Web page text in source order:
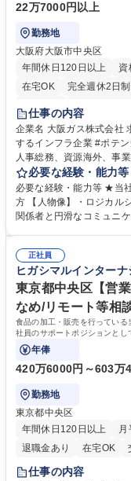
22万7000円以上
勤務地
大阪府大阪市中央区
年間休日120日以上
資
在宅OK
完全週休2日制
服装自由
第二新卒歓迎
仕事の内容
企業名 大阪ガス株式会社 求人名 【第二新卒】事務系総合職 #関西を代表
するインフラ企業 #ポテンシャル採用 仕事の内容
人事総務、資源海外、事
す。 【業務内容の一例】
務 ■営業部門の企画スタッフ、ルート営業 【
ポジションで一定期間ご
鑑みてジョブローテーシ
表するインフラ企業 #ポテ
必要な経験・能力等
必要な経験・能力等 ★当
方 【人物像】・ロジカル
関係者と円滑なコミュニケーションを図
72.html ■エネルギーセキ
甚大化など、これまで以
「未来の日常」の創造に
す。 学歴・資格 学歴：
正社員
ヒガシマルインター
東京都中央区【営
なめ/リモート等相
食品の加工・販売を行ってい
社員のサポートポジションとし
事業の根幹を支えていただきま
年俸
420万6000円～603万
勤務地
東京都中央区
年間休日120日以上
退職金あり
在宅OK
仕事の内容